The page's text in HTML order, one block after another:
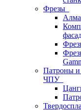
Фрезы
Патроны и
ЧПУ